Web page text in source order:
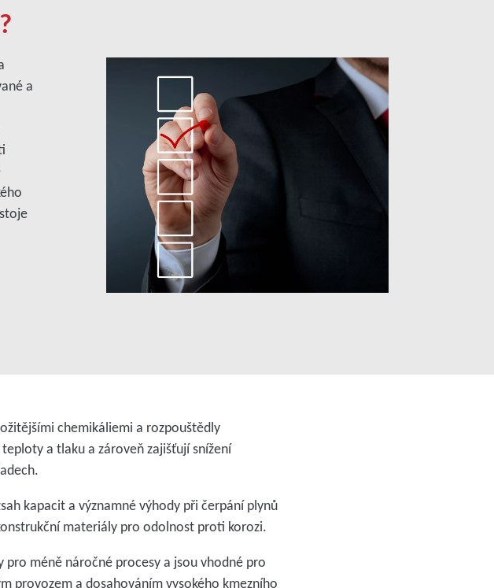
a
chemikáliemi a rozpouštědly
a tlaku a zároveň zajišťují snížení
kapacit a významné výhody při čerpání plynů
materiály pro odolnost proti korozi.
pro méně náročné procesy a jsou vhodné pro
provozem a dosahováním vysokého kmezního